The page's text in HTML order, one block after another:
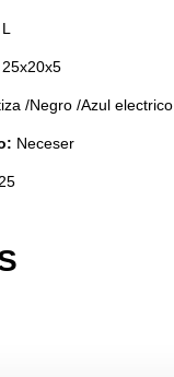
25x20x5
/Negro /Azul electrico
Neceser